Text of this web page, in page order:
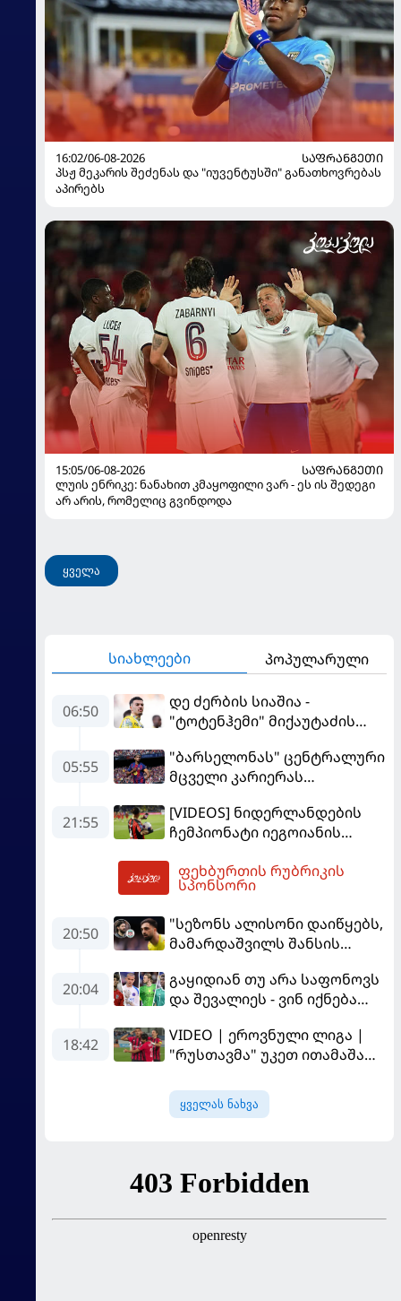
16:02/06-08-2026
ᲡᲐᲤᲠᲐᲜᲒᲔᲗᲘ
პსჟ მეკარის შეძენას და "იუვენტუსში" განათხოვრებას
აპირებს
15:05/06-08-2026
ᲡᲐᲤᲠᲐᲜᲒᲔᲗᲘ
ლუის ენრიკე: ნანახით კმაყოფილი ვარ - ეს ის შედეგი
არ არის, რომელიც გვინდოდა
ყველა
სიახლეები პოპულარული
06:50
დე ძერბის სიაშია -
"ტოტენჰემი" მიქაუტაძის
05:55
"ბარსელონას" ცენტრალური
მცველი კარიერას
გააგრძელებს
21:55
[VIDEOS] ნიდერლანდების
ჩემპიონატი იეგოიანის
MVP გახდა
ფეხბურთის რუბრიკის
სპონსორი
20:50
"სეზონს ალისონი დაიწყებს,
მამარდაშვილს შანსის
მოთმინება სჭირდება,
რომელსაც 100%-ით
"ლივერპულის" ყოფილმა
მეკარემ
20:04
გაყიდიან თუ არა საფონოვს
და შევალიეს - ვინ იქნება
18:42
VIDEO | ეროვნული ლიგა |
"რუსთავმა" უკეთ ითამაშა
მოიგო, "ტორპედომ" გვიან
გაიღვიძა...
ყველას ნახვა